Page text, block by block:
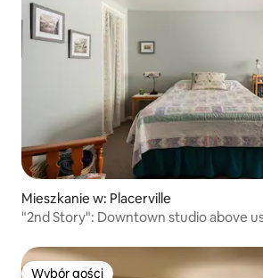
Mieszkanie w: Placerville
"2nd Story": Downtown studio above
Wybór gości